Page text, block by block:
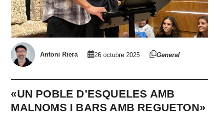
Antoni Riera 26 octubre 2025 General
«UN POBLE D’ESQUELES AMB
MALNOMS I BARS AMB REGUETON»